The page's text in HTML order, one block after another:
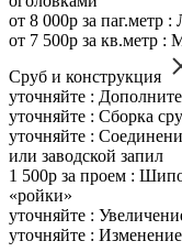
от 8 000р за паг.метр
от 7 500р за кв.метр
Сруб и конструкция
уточняйте :
уточняйте : Сборка
уточняйте :
или заводской запил
1 500р за проем :
«ройки»
уточняйте :
уточняйте :